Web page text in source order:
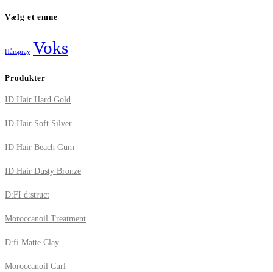
Vælg et emne
Hårspray Voks
Produkter
ID Hair Hard Gold
ID Hair Soft Silver
ID Hair Beach Gum
ID Hair Dusty Bronze
D:FI d:struct
Moroccanoil Treatment
D:fi Matte Clay
Moroccanoil Curl